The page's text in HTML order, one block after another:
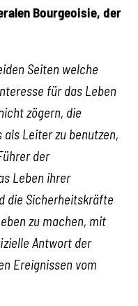
Bourgeoisie, der
Seiten welche
für das Leben
zögern, die
Leiter zu benutzen,
der
Leben ihrer
die Sicherheitskräfte
zu machen, mit
Antwort der
Ereignissen vom